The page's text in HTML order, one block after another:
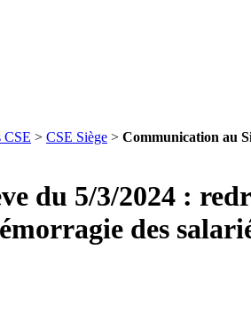
CSE > CSE Siège > Communication au
du 5/3/2024 :
des